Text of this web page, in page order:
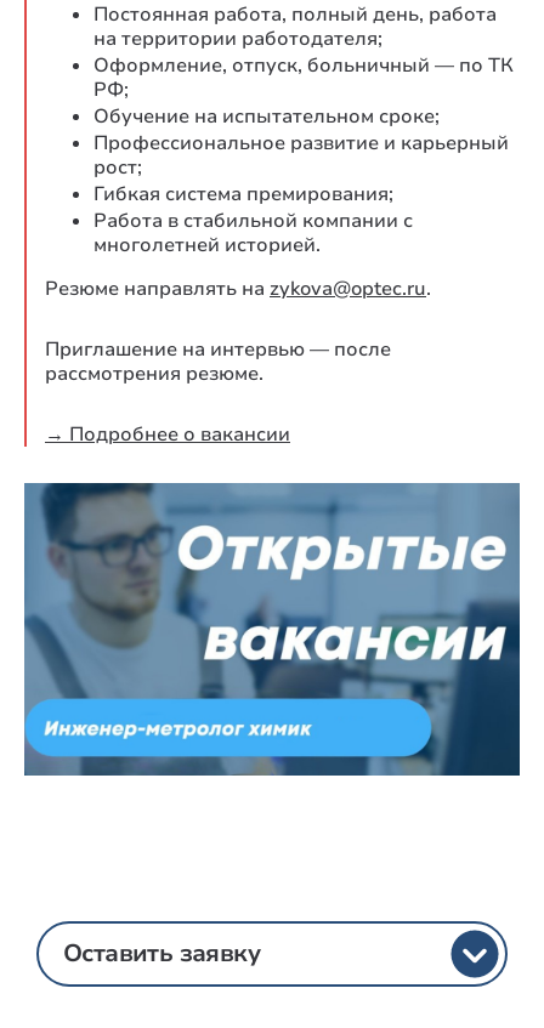
Постоянная работа, полный день, работа
на территории работодателя;
Оформление, отпуск, больничный — по ТК
РФ;
Обучение на испытательном сроке;
Профессиональное развитие и карьерный
рост;
Гибкая система премирования;
Работа в стабильной компании с
многолетней историей.
Резюме направлять на zykova@optec.ru.
Приглашение на интервью — после
рассмотрения резюме.
→ Подробнее о вакансии
Оставить заявку